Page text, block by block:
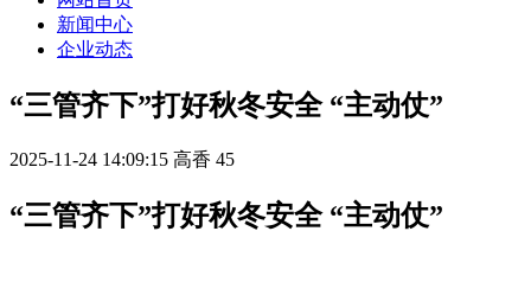
新闻中心
企业动态
“三管齐下”打好秋冬安全 “主动仗”
2025-11-24 14:09:15 高香 45
“三管齐下”打好秋冬安全 “主动仗”